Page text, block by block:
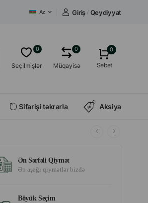
Az Giriş / Qeydiyyat
Seçilmişlər
0
Müqayisə
0 0
Səbət
Sifarişi təkrarla Aksiya
Ən Sərfəli Qiymət
Ən aşağı qiymətlər bizdə
Böyük Seçim